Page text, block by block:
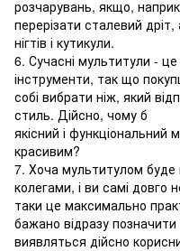
розчарувань, якщо,
перерізати сталевий
нігтів і кутикули.
6. Сучасні мультитули - це
інструменти, так що
собі вибрати ніж, який
стиль. Дійсно, чому б
якісний і функціональний
красивим?
7. Хоча мультитулом
колегами, і ви самі довго
таки це максимально
бажано відразу позначити
виявляться дійсно